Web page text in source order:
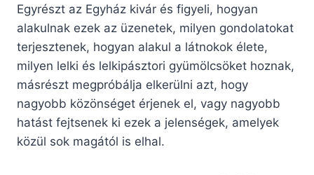
Egyrészt az Egyház kivár és figyeli, hogyan
alakulnak ezek az üzenetek, milyen gondolatokat
terjesztenek, hogyan alakul a látnokok élete,
milyen lelki és lelkipásztori gyümölcsöket hoznak,
másrészt megpróbálja elkerülni azt, hogy
nagyobb közönséget érjenek el, vagy nagyobb
hatást fejtsenek ki ezek a jelenségek, amelyek
közül sok magától is elhal.